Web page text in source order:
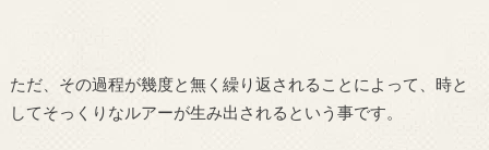
ただ、その過程が幾度と無く繰り返されることによって、時と
してそっくりなルアーが生み出されるという事です。